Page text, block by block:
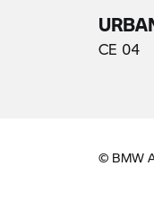
CE 04
© BMW